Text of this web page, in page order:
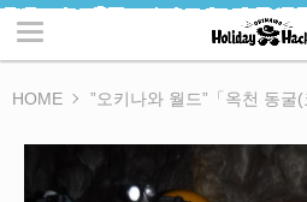
HOME ”오키나와 월드”「옥천 동